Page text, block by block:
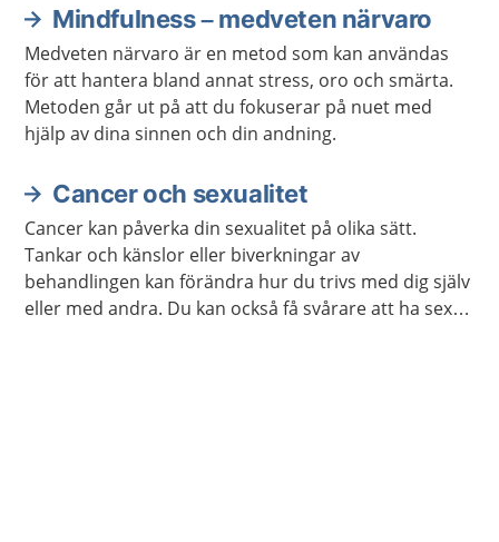
Mindfulness – medveten närvaro
Medveten närvaro är en metod som kan användas
för att hantera bland annat stress, oro och smärta.
Metoden går ut på att du fokuserar på nuet med
hjälp av dina sinnen och din andning.
Cancer och sexualitet
Cancer kan påverka din sexualitet på olika sätt.
Tankar och känslor eller biverkningar av
behandlingen kan förändra hur du trivs med dig själv
eller med andra. Du kan också få svårare att ha sex